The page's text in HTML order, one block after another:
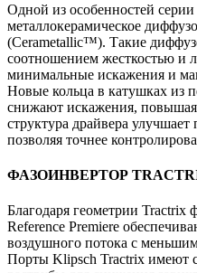
Одной из особенностей
металлокерамическое
(Cerametallic™). Такие
соотношением жесткостью и
минимальные искажения и
Новые кольца в катушках из
снижают искажения,
структура драйвера
позволяя точнее
ФАЗОИНВЕРТОР
Благодаря геометрии Tractrix
Reference Premiere
воздушного потока с
Порты Klipsch Tractrix имеют